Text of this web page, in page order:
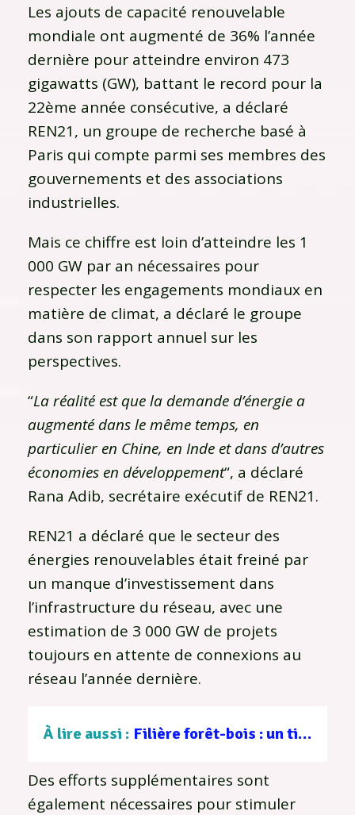
Les ajouts de capacité renouvelable
mondiale ont augmenté de 36% l’année
dernière pour atteindre environ 473
gigawatts (GW), battant le record pour la
22ème année consécutive, a déclaré
REN21, un groupe de recherche basé à
Paris qui compte parmi ses membres des
gouvernements et des associations
industrielles.
Mais ce chiffre est loin d’atteindre les 1
000 GW par an nécessaires pour
respecter les engagements mondiaux en
matière de climat, a déclaré le groupe
dans son rapport annuel sur les
perspectives.
“La réalité est que la demande d’énergie a
augmenté dans le même temps, en
particulier en Chine, en Inde et dans d’autres
économies en développement“, a déclaré
Rana Adib, secrétaire exécutif de REN21.
REN21 a déclaré que le secteur des
énergies renouvelables était freiné par
un manque d’investissement dans
l’infrastructure du réseau, avec une
estimation de 3 000 GW de projets
toujours en attente de connexions au
réseau l’année dernière.
À lire aussi : Filière forêt-bois : un tissu d’entreprises au service d’une gestion durable
Des efforts supplémentaires sont
également nécessaires pour stimuler